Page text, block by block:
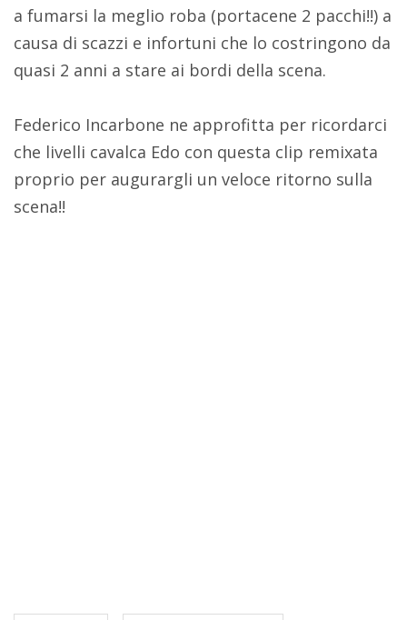
a fumarsi la meglio roba (portacene 2 pacchi!!) a
causa di scazzi e infortuni che lo costringono da
quasi 2 anni a stare ai bordi della scena.
Federico Incarbone ne approfitta per ricordarci
che livelli cavalca Edo con questa clip remixata
proprio per augurargli un veloce ritorno sulla
scena!!